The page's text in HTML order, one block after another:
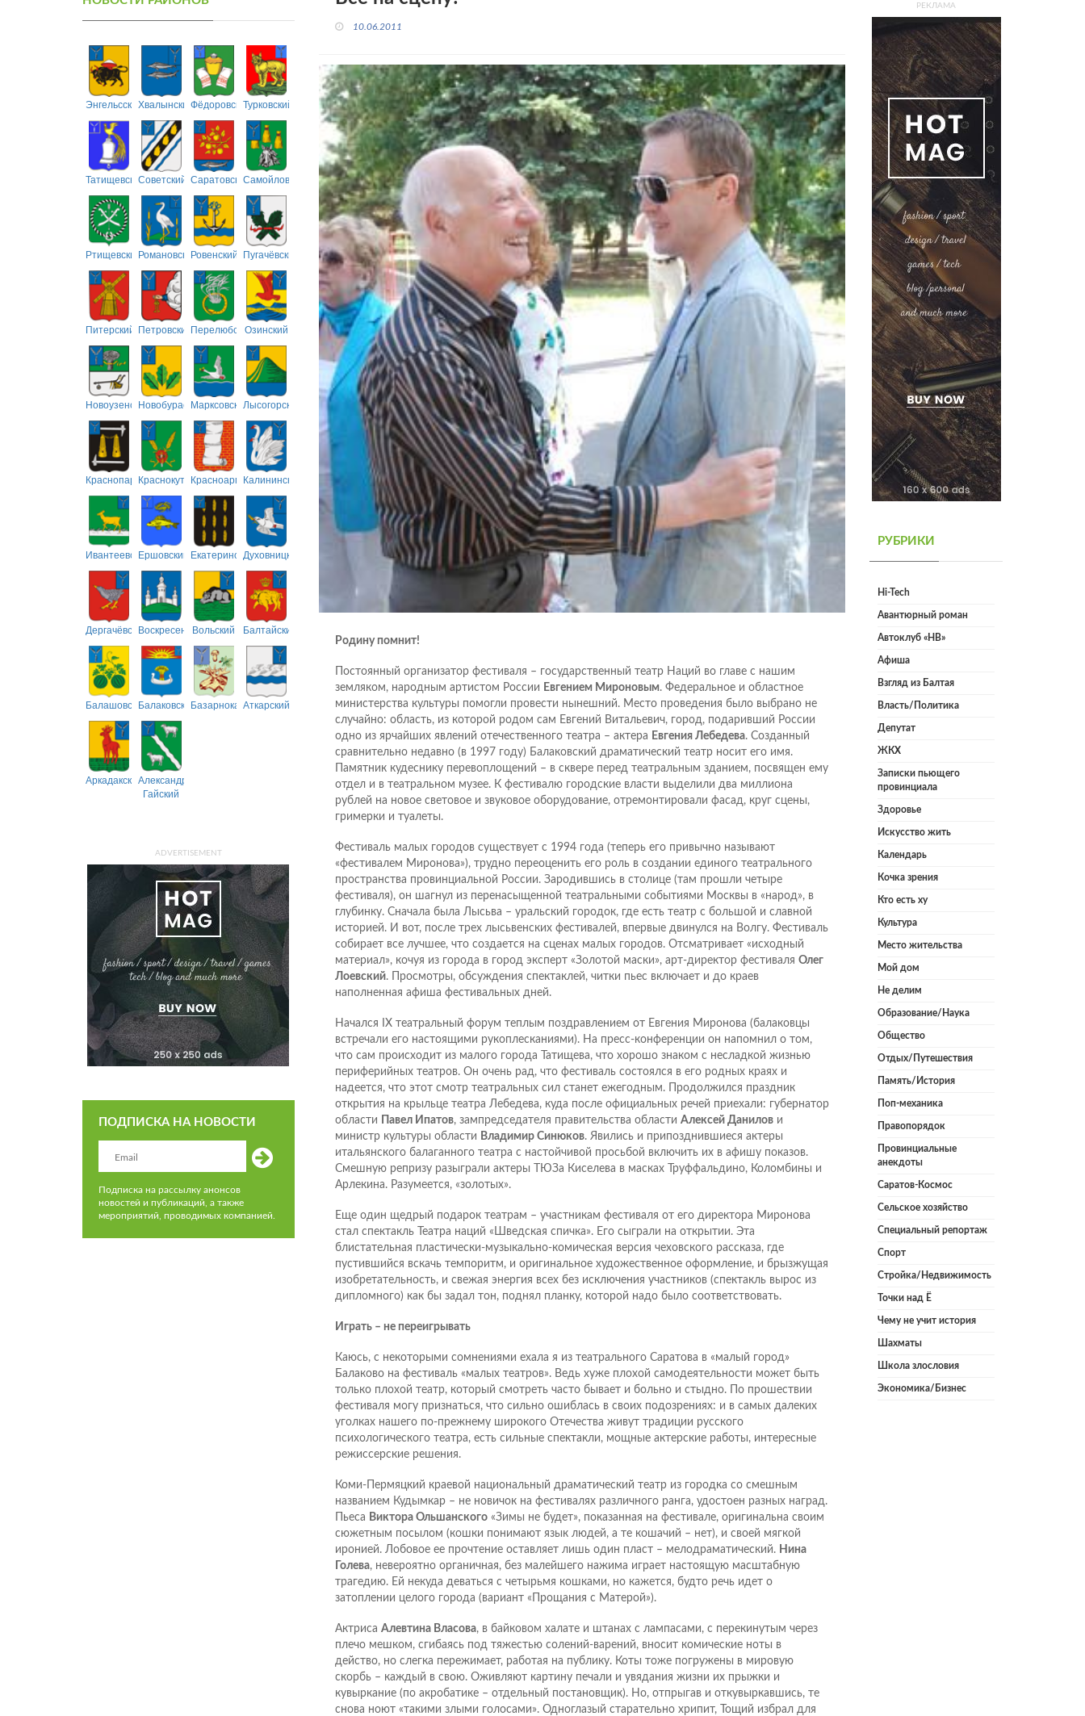
ЭнгельсскийХвалынскийФёдоровскийТурковский
ТатищевскийСоветский СаратовскийСамойловский
РтищевскийРомановскийРовенский Пугачёвский
Питерский ПетровскийПерелюбскийОзинский
НовоузенскийНовобурасскийМарксовскийЛысогорский
Краснопартизанский
КраснокутскийКрасноармейский
Калининский
ИвантеевскийЕршовский ЕкатериновскийДуховницкий
ДергачёвскийВоскресенскийВольский Балтайский
БалашовскийБалаковскийБазарнокарабулакский
Аткарский
АркадакскийАлександрово-
Гайский
ADVERTISEMENT
ПОДПИСКА НА НОВОСТИ
Подписка на рассылку анонсов
новостей и публикаций, а также
мероприятий, проводимых компанией.
10.06.2011
Родину помнит!
Постоянный организатор фестиваля – государственный театр Наций во главе с нашим
земляком, народным артистом России Евгением Мироновым. Федеральное и областное
министерства культуры помогли провести нынешний. Место проведения было выбрано не
случайно: область, из которой родом сам Евгений Витальевич, город, подаривший России
одно из ярчайших явлений отечественного театра – актера Евгения Лебедева. Созданный
сравнительно недавно (в 1997 году) Балаковский драматический театр носит его имя.
Памятник кудеснику перевоплощений – в сквере перед театральным зданием, посвящен ему
отдел и в театральном музее. К фестивалю городские власти выделили два миллиона
рублей на новое световое и звуковое оборудование, отремонтировали фасад, круг сцены,
гримерки и туалеты.
Фестиваль малых городов существует с 1994 года (теперь его привычно называют
«фестивалем Миронова»), трудно переоценить его роль в создании единого театрального
пространства провинциальной России. Зародившись в столице (там прошли четыре
фестиваля), он шагнул из перенасыщенной театральными событиями Москвы в «народ», в
глубинку. Сначала была Лысьва – уральский городок, где есть театр с большой и славной
историей. И вот, после трех лысьвенских фестивалей, впервые двинулся на Волгу. Фестиваль
собирает все лучшее, что создается на сценах малых городов. Отсматривает «исходный
материал», кочуя из города в город эксперт «Золотой маски», арт-директор фестиваля Олег
Лоевский. Просмотры, обсуждения спектаклей, читки пьес включает и до краев
наполненная афиша фестивальных дней.
Начался IX театральный форум теплым поздравлением от Евгения Миронова (балаковцы
встречали его настоящими рукоплесканиями). На пресс-конференции он напомнил о том,
что сам происходит из малого города Татищева, что хорошо знаком с несладкой жизнью
периферийных театров. Он очень рад, что фестиваль состоялся в его родных краях и
надеется, что этот смотр театральных сил станет ежегодным. Продолжился праздник
открытия на крыльце театра Лебедева, куда после официальных речей приехали: губернатор
области
Павел Ипатов, зампредседателя правительства области Алексей Данилови
министр культуры области Владимир Синюков. Явились и припозднившиеся актеры
итальянского балаганного театра с настойчивой просьбой включить их в афишу показов.
Смешную репризу разыграли актеры ТЮЗа Киселева в масках Труффальдино, Коломбины и
Арлекина. Разумеется, «золотых».
Еще один щедрый подарок театрам – участникам фестиваля от его директора Миронова
стал спектакль Театра наций «Шведская спичка». Его сыграли на открытии. Эта
блистательная пластически-музыкально-комическая версия чеховского рассказа, где
пустившийся вскачь темпоритм, и оригинальное художественное оформление, и брызжущая
изобретательность, и свежая энергия всех без исключения участников (спектакль вырос из
дипломного) как бы задал тон, поднял планку, которой надо было соответствовать.
Играть – не переигрывать
Каюсь, с некоторыми сомнениями ехала я из театрального Саратова в «малый город»
Балаково на фестиваль «малых театров». Ведь хуже плохой самодеятельности может быть
только плохой театр, который смотреть часто бывает и больно и стыдно. По прошествии
фестиваля могу признаться, что сильно ошиблась в своих подозрениях: и в самых далеких
уголках нашего по-прежнему широкого Отечества живут традиции русского
психологического театра, есть сильные спектакли, мощные актерские работы, интересные
режиссерские решения.
Коми-Пермяцкий краевой национальный драматический театр из городка со смешным
названием Кудымкар – не новичок на фестивалях различного ранга, удостоен разных наград.
Пьеса Виктора Ольшанского«Зимы не будет», показанная на фестивале, оригинальна своим
сюжетным посылом (кошки понимают язык людей, а те кошачий – нет), и своей мягкой
иронией. Лобовое ее прочтение оставляет лишь один пласт – мелодраматический. Нина
Голева, невероятно органичная, без малейшего нажима играет настоящую масштабную
трагедию. Ей некуда деваться с четырьмя кошками, но кажется, будто речь идет о
затоплении целого города (вариант «Прощания с Матерой»).
Актриса Алевтина Власова, в байковом халате и штанах с лампасами, с перекинутым через
плечо мешком, сгибаясь под тяжестью солений-варений, вносит комические ноты в
действо, но слегка пережимает, работая на публику. Коты тоже погружены в мировую
скорбь – каждый в свою. Оживляют картину печали и увядания жизни их прыжки и
кувыркание (по акробатике – отдельный постановщик). Но, отпрыгав и откувыркавшись, те
снова ноют «такими злыми голосами». Одноглазый старательно хрипит, Тощий избрал для
РЕКЛАМА
РУБРИКИ
Hi-Tech
Авантюрный роман
Автоклуб «НВ»
Афиша
Взгляд из Балтая
Власть/Политика
Депутат
ЖКХ
Записки пьющего
провинциала
Здоровье
Искусство жить
Календарь
Кочка зрения
Кто есть ху
Культура
Место жительства
Мой дом
Не делим
Образование/Наука
Общество
Отдых/Путешествия
Память/История
Поп-механика
Правопорядок
Провинциальные
анекдоты
Саратов-Космос
Сельское хозяйство
Специальный репортаж
Спорт
Стройка/Недвижимость
Точки над Ё
Чему не учит история
Шахматы
Школа злословия
Экономика/Бизнес